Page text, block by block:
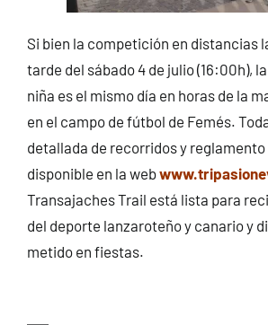
Si bien la competición en distancias
tarde del sábado 4 de julio (16:00h),
niña es el mismo día en horas de la
en el campo de fútbol de Femés.
detallada de recorridos y
disponible en la web
Transajaches Trail está lista para
del deporte lanzaroteño y canario y
metido en fiestas.